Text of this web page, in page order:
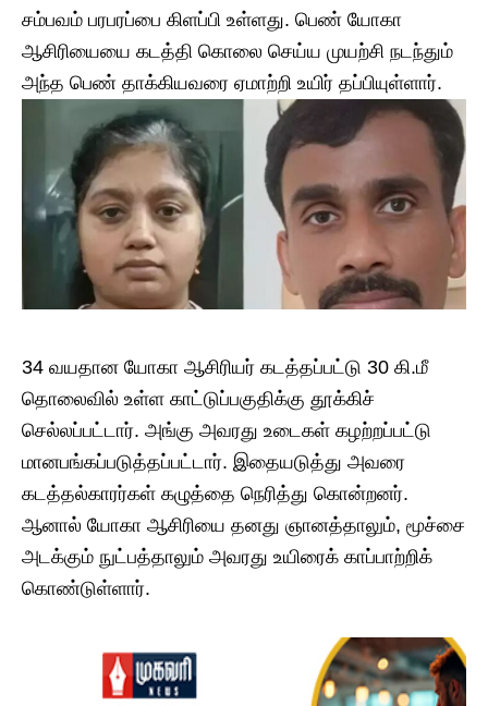
சம்பவம் பரபரப்பை கிளப்பி உள்ளது. பெண் யோகா
ஆசிரியையை கடத்தி கொலை செய்ய முயற்சி நடந்தும்
அந்த பெண் தாக்கியவரை ஏமாற்றி உயிர் தப்பியுள்ளார்.
34 வயதான யோகா ஆசிரியர் கடத்தப்பட்டு 30 கி.மீ
தொலைவில் உள்ள காட்டுப்பகுதிக்கு தூக்கிச்
செல்லப்பட்டார். அங்கு அவரது உடைகள் கழற்றப்பட்டு
மானபங்கப்படுத்தப்பட்டார். இதையடுத்து அவரை
கடத்தல்காரர்கள் கழுத்தை நெரித்து கொன்றனர்.
ஆனால் யோகா ஆசிரியை தனது ஞானத்தாலும், மூச்சை
அடக்கும் நுட்பத்தாலும் அவரது உயிரைக் காப்பாற்றிக்
கொண்டுள்ளார்.